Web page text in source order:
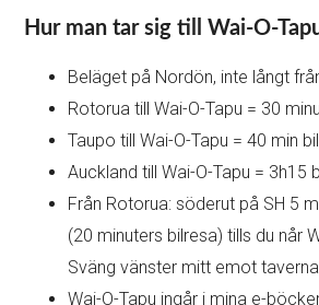
Hur man tar sig till Wai-O-
Beläget på Nordön, inte långt
Rotorua till Wai-O-Tapu = 30
Taupo till Wai-O-Tapu = 40 min
Auckland till Wai-O-Tapu = 3h15
Från Rotorua: söderut på SH 5
(20 minuters bilresa) tills du når
Sväng vänster mitt emot
Wai-O-Tapu ingår i mina e-